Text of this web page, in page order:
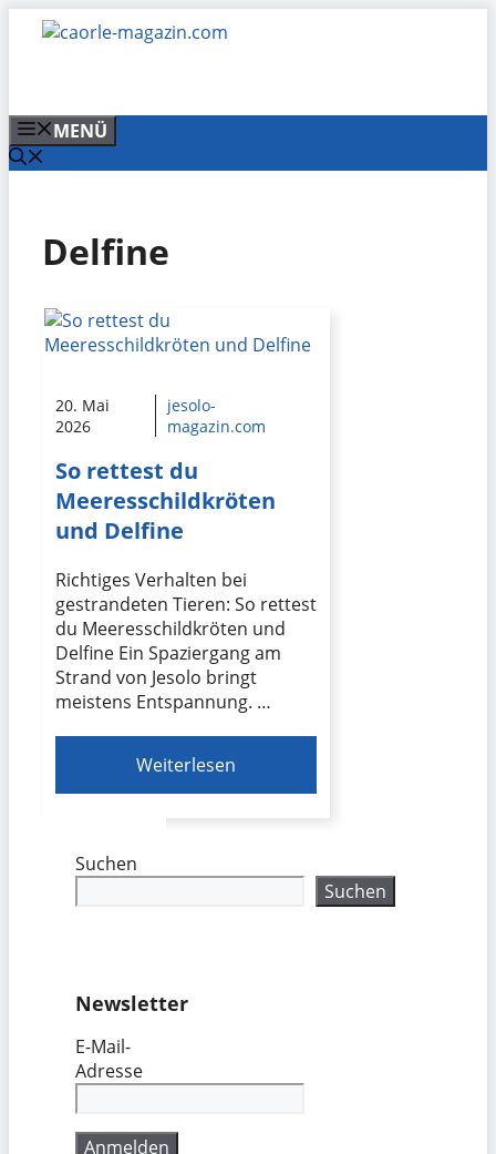
Zum
Inhalt
MENÜ
Delfine
20. Mai
2026
jesolo-
magazin.com
So rettest du
Meeresschildkröten
und Delfine
Richtiges Verhalten bei
gestrandeten Tieren: So rettest
du Meeresschildkröten und
Delfine Ein Spaziergang am
Strand von Jesolo bringt
meistens Entspannung. …
Weiterlesen
Suchen
Suchen
Newsletter
E-Mail-
Adresse